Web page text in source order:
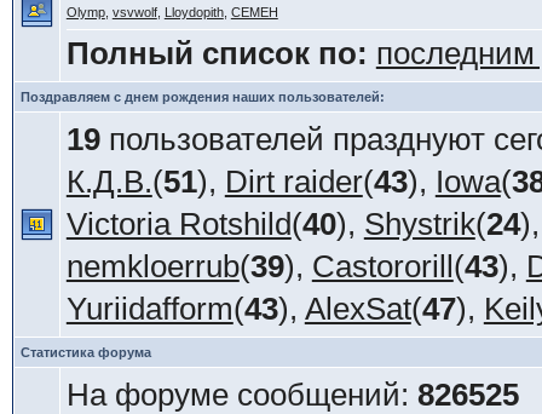
Olymp, vsvwolf, Lloydopith, СЕМЕН
Полный список по:
Поздравляем с днем рождения наших пользователей:
19пользователей празднуют
К.Д.В.(51), Dirt raider(43), Iowa(
Victoria Rotshild(40), Shystrik(24
nemkloerrub(39), Castororill(43),
Yuriidafform(43), AlexSat(47),
Статистика форума
На форуме сообщений: 826525